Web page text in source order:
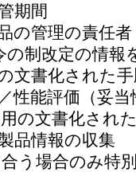
期間
の管理の責任者
制改定の情報
文書化された手
性能評価（妥当
の文書化され
品情報の収集
う場合のみ特